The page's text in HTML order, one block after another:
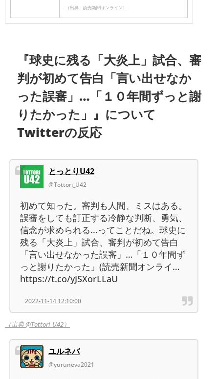
（出典：読売新聞オンライン）
『球史に残る「大炎上」試合、審
判が初めて告白「言い出せなか
った誤審」…「１０年間ずっと謝
りたかった」』について
Twitterの反応
とっとりU42
@Tottori_U42
初めて知った。審判も人間、ミスはある。
誤審をしても訂正する冷静な判断、勇気、
信念が求められる...ってことだね。球史に
残る「大炎上」試合、審判が初めて告白
「言い出せなかった誤審」…「１０年間ず
っと謝りたかった」(読売新聞オンライ…
https://t.co/yJSXorLLaU
2022-11-14 12:10:00
（出典 @Tottori_U42）
ユルネバ
@yuruneva2021